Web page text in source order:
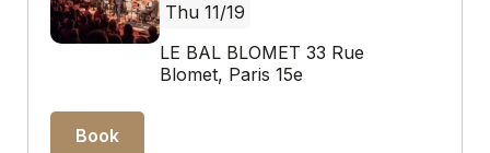
Thu 11/19
LE BAL BLOMET 33 Rue
Blomet, Paris 15e
Book